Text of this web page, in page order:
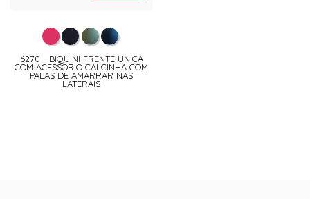
6270 - BIQUINI FRENTE UNICA
COM ACESSORIO CALCINHA COM
PALAS DE AMARRAR NAS
LATERAIS